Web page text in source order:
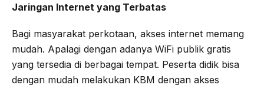
Jaringan Internet yang Terbatas
Bagi masyarakat perkotaan, akses internet memang
mudah. Apalagi dengan adanya WiFi publik gratis
yang tersedia di berbagai tempat. Peserta didik bisa
dengan mudah melakukan KBM dengan akses